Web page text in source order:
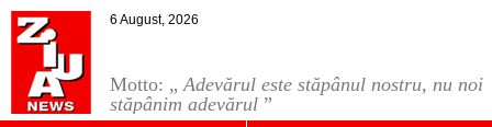
Motto: „Adevărul este stăpânul nostru, nu noi
stăpânim adevărul ”
6 August, 2026